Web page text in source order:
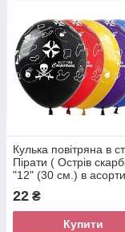
Кулька повітряна в
Пірати ( Острів
"12" (30 см.) в
22 ₴
Купити